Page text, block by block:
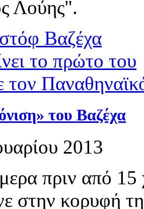
Λούης".
του Βαζέχα
2013
πριν από
στην κορυφή